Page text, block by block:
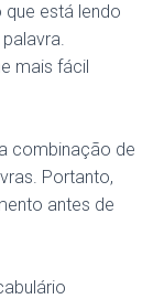
que está lendo
mais fácil
combinação de
Portanto,
antes de